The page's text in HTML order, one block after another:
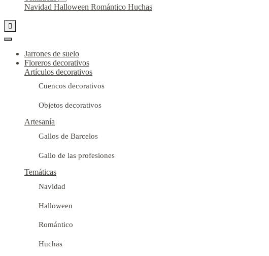
Navidad Halloween Romántico Huchas

Jarrones de suelo
Floreros decorativos
Artículos decorativos
Cuencos decorativos
Objetos decorativos
Artesanía
Gallos de Barcelos
Gallo de las profesiones
Temáticas
Navidad
Halloween
Romántico
Huchas